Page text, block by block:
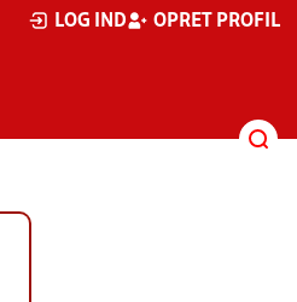
LOG IND OPRET PROFIL